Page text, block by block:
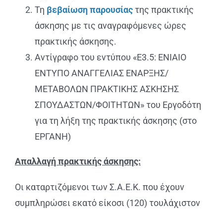
Τη βεβαίωση παρουσίαςτης πρακτικής
άσκησης με τις αναγραφόμενες ώρες
πρακτικής άσκησης.
Αντίγραφο του εντύπου «Ε3.5: ΕΝΙΑΙΟ
ΕΝΤΥΠΟ ΑΝΑΓΓΕΛΙΑΣ ΕΝΑΡΞΗΣ/
ΜΕΤΑΒΟΛΩΝ ΠΡΑΚΤΙΚΗΣ ΑΣΚΗΣΗΣ
ΣΠΟΥΔΑΣΤΩΝ/ΦΟΙΤΗΤΩΝ» του Εργοδότη
για τη λήξη της πρακτικής άσκησης (στο
ΕΡΓΑΝΗ)
Απαλλαγή πρακτικής άσκησης:
Οι καταρτιζόμενοι των Σ.Α.Ε.Κ. που έχουν
συμπληρώσει εκατό είκοσι (120) τουλάχιστον